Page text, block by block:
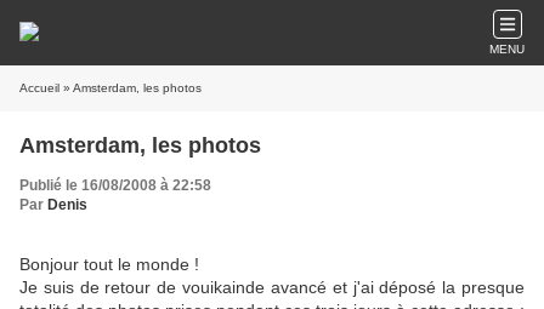
MENU
Accueil » Amsterdam, les photos
Amsterdam, les photos
Publié le 16/08/2008 à 22:58
Par Denis
Bonjour tout le monde !
Je suis de retour de vouikainde avancé et j'ai déposé la presque